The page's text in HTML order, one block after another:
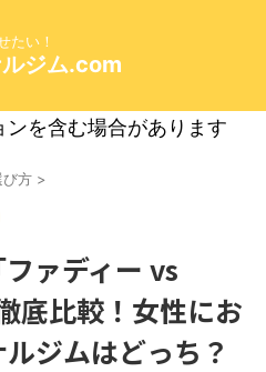
たい！
ジム.com
を含む場合があります
び方 >
ファディー vs
比較！女性にお
ジムはどっち？